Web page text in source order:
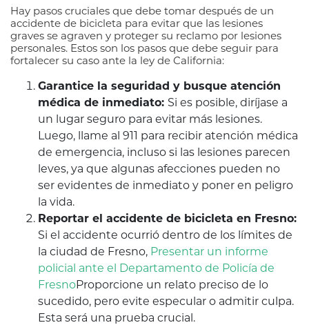
Hay pasos cruciales que debe tomar después de un
accidente de bicicleta para evitar que las lesiones
graves se agraven y proteger su reclamo por lesiones
personales. Estos son los pasos que debe seguir para
fortalecer su caso ante la ley de California:
Garantice la seguridad y busque atención
médica de inmediato: Si es posible, diríjase a
un lugar seguro para evitar más lesiones.
Luego, llame al 911 para recibir atención médica
de emergencia, incluso si las lesiones parecen
leves, ya que algunas afecciones pueden no
ser evidentes de inmediato y poner en peligro
la vida.
Reportar el accidente de bicicleta en Fresno:
Si el accidente ocurrió dentro de los límites de
la ciudad de Fresno, Presentar un informe
policial ante el Departamento de Policía de
FresnoProporcione un relato preciso de lo
sucedido, pero evite especular o admitir culpa.
Esta será una prueba crucial.